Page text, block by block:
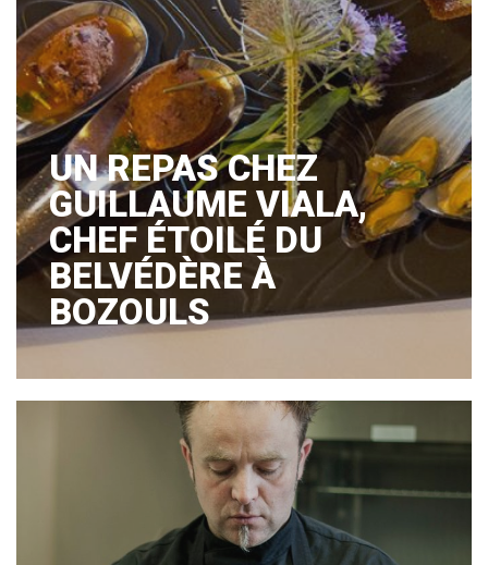
UN REPAS CHEZ
GUILLAUME VIALA,
CHEF ÉTOILÉ DU
BELVÉDÈRE À
BOZOULS